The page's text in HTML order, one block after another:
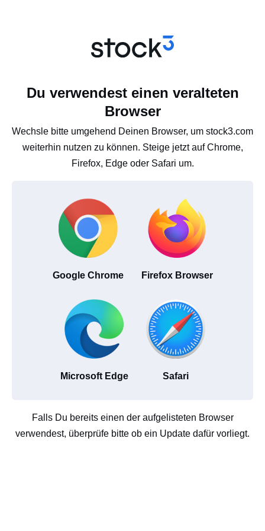
Du verwendest einen veralteten
Browser
Wechsle bitte umgehend Deinen Browser, um stock3.com
weiterhin nutzen zu können. Steige jetzt auf Chrome,
Firefox, Edge oder Safari um.
Google Chrome Firefox Browser
Microsoft Edge Safari
Falls Du bereits einen der aufgelisteten Browser
verwendest, überprüfe bitte ob ein Update dafür vorliegt.